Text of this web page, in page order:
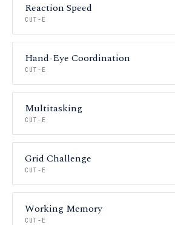
Reaction Speed
CUT-E
Hand-Eye Coordination
CUT-E
Multitasking
CUT-E
Grid Challenge
CUT-E
Working Memory
CUT-E